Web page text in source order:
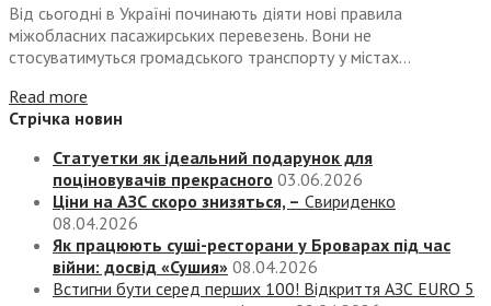
Від сьогодні в Україні починають діяти нові правила
міжобласних пасажирських перевезень. Вони не
стосуватимуться громадського транспорту у містах...
Read more
Стрічка новин
Статуетки як ідеальний подарунок для
поціновувачів прекрасного 03.06.2026
Ціни на АЗС скоро знизяться, – Свириденко
08.04.2026
Як працюють суші-ресторани у Броварах під час
війни: досвід «Сушия» 08.04.2026
Встигни бути серед перших 100! Відкриття АЗС EURO 5